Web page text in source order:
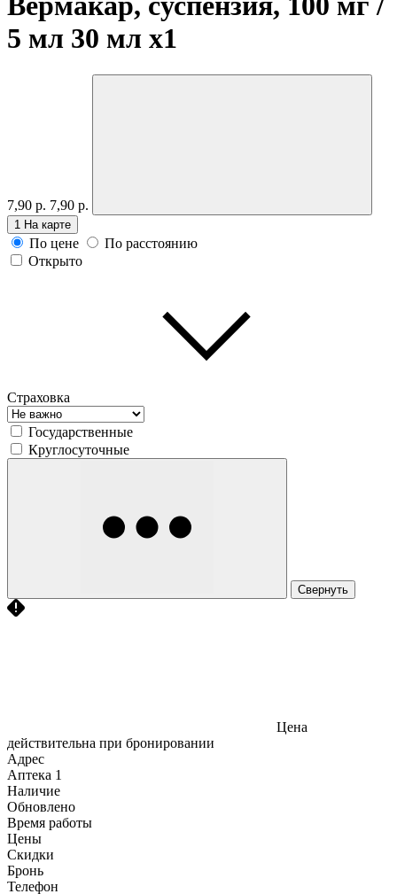
5 мл 30 мл x1
7,90 р. 7,90 р.
1 На карте
По цене
По расстоянию
Открыто
Страховка
Государственные
Круглосуточные
Свернуть
Цена
действительна при бронировании
Адрес
Аптека 1
Наличие
Обновлено
Время работы
Цены
Скидки
Бронь
Телефон